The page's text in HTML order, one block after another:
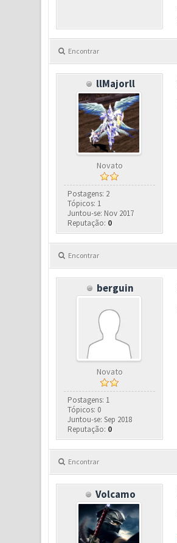
Encontrar
llMajorll
Novato
Postagens: 2
Tópicos: 1
Juntou-se: Nov 2017
Reputação: 0
Encontrar
berguin
Novato
Postagens: 1
Tópicos: 0
Juntou-se: Sep 2018
Reputação: 0
Encontrar
Volcamo